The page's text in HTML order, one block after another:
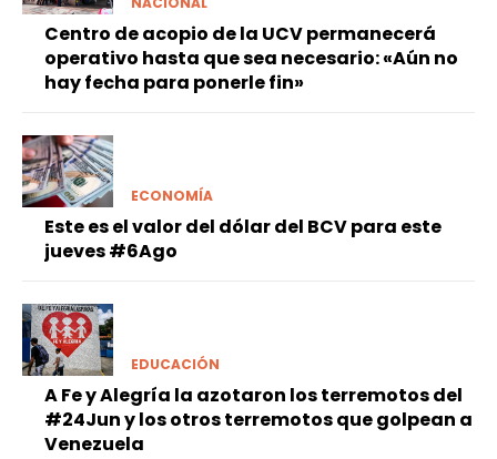
Centro de acopio de la UCV permanecerá
operativo hasta que sea necesario: «Aún no
hay fecha para ponerle fin»
ECONOMÍA
Este es el valor del dólar del BCV para este
jueves #6Ago
EDUCACIÓN
A Fe y Alegría la azotaron los terremotos del
#24Jun y los otros terremotos que golpean a
Venezuela